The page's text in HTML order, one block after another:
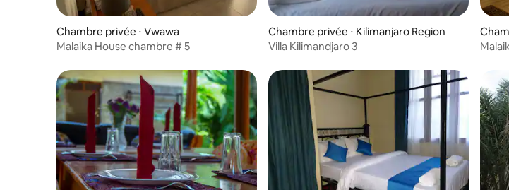
Chambre privée ⋅ Vwawa
Malaika House chambre # 5
Chambre privée ⋅ Kilimanjaro Region
Villa Kilimandjaro 3